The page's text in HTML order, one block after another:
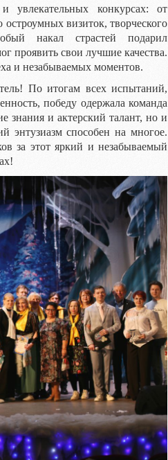
увлекательных конкурсах: от
визиток, творческого
накал страстей подарил
проявить свои лучшие качества.
и незабываемых моментов.
По итогам всех испытаний,
победу одержала команда
знания и актерский талант, но и
энтузиазм способен на многое.
за этот яркий и незабываемый